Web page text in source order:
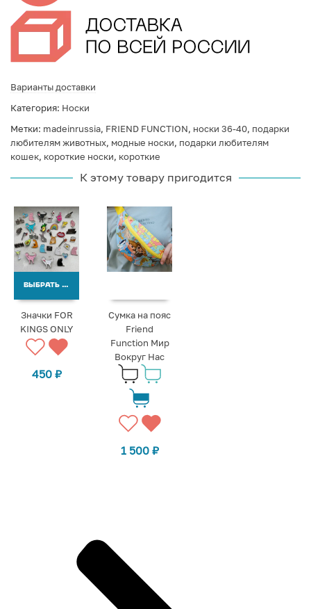
Варианты доставки
Категория: Носки
Метки: madeinrussia, FRIEND FUNCTION, носки 36-40, подарки
любителям животных, модные носки, подарки любителям
кошек, короткие носки, короткие
К этому товару пригодится
ВЫБРАТЬ ВАРИАНТЫ
Значки FOR
KINGS ONLY
450 ₽
Сумка на пояс
Friend
Function Мир
Вокруг Нас
1 500 ₽